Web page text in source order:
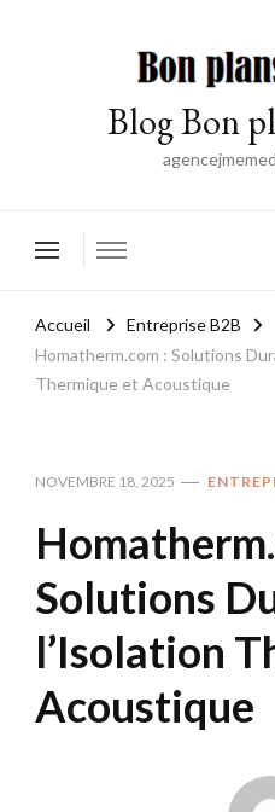
Blog Bon
Accueil
Entreprise B2B
Homatherm.com : Solutions
Thermique et Acoustique
NOVEMBRE 18, 2025
Solutions
l’Isolation
Acoustique